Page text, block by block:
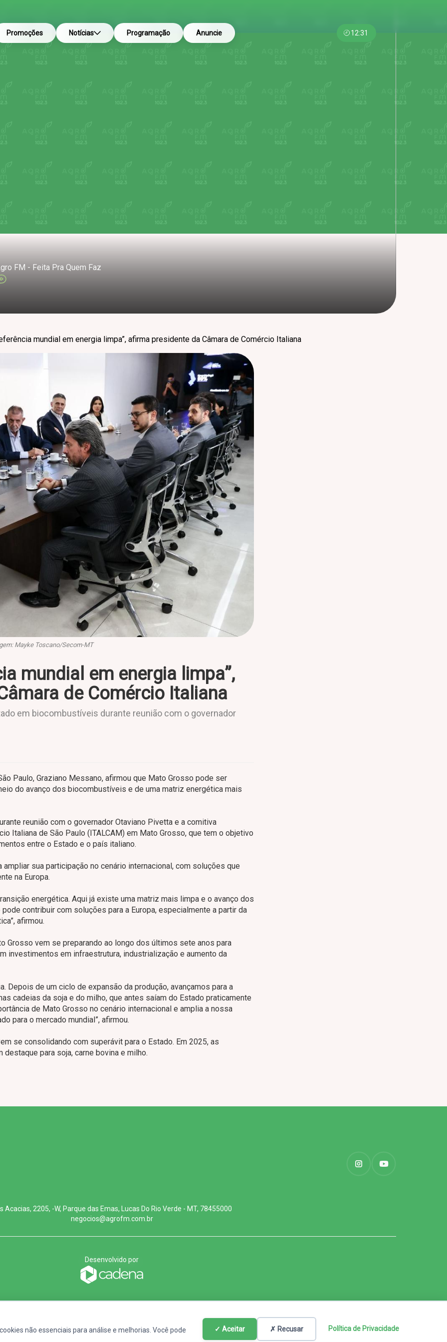
Promoções Notícias Programação Anuncie 12:31
FM - Feita Pra Quem Faz
mundial em energia limpa”, afirma presidente da Câmara de Comércio Italiana
Mayke Toscano/Secom-MT
mundial em energia limpa”,
de Comércio Italiana
em biocombustíveis durante reunião com o governador
Paulo, Graziano Messano, afirmou que Mato Grosso pode ser
do avanço dos biocombustíveis e de uma matriz energética mais
reunião com o governador Otaviano Pivetta e a comitiva
Italiana de São Paulo (ITALCAM) em Mato Grosso, que tem o objetivo
entre o Estado e o país italiano.
sua participação no cenário internacional, com soluções que
na Europa.
energética. Aqui já existe uma matriz mais limpa e o avanço dos
contribuir com soluções para a Europa, especialmente a partir da
afirmou.
Grosso vem se preparando ao longo dos últimos sete anos para
investimentos em infraestrutura, industrialização e aumento da
Depois de um ciclo de expansão da produção, avançamos para a
cadeias da soja e do milho, que antes saíam do Estado praticamente
de Mato Grosso no cenário internacional e amplia a nossa
para o mercado mundial”, afirmou.
se consolidando com superávit para o Estado. Em 2025, as
para soja, carne bovina e milho.
Acacias, 2205, -W, Parque das Emas, Lucas Do Rio Verde - MT, 78455000
negocios@agrofm.com.br
Desenvolvido por
não essenciais para análise e melhorias. Você pode ✓ Aceitar ✗ Recusar Política de Privacidade